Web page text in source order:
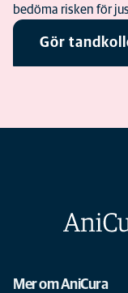
bedöma risken för
Gör
Mer om AniCura